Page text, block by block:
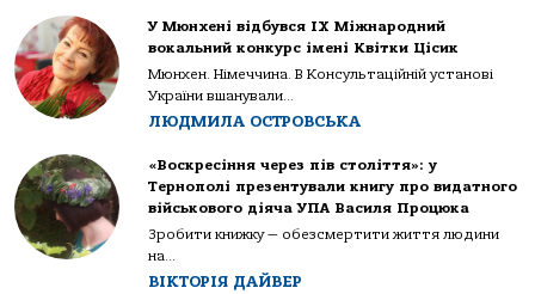
У Мюнхені відбувся IX Міжнародний
вокальний конкурс імені Квітки Цісик
Мюнхен. Німеччина. В Консультаційній установі
України вшанували...
ЛЮДМИЛА ОСТРОВСЬКА
«Воскресіння через пів століття»: у
Тернополі презентували книгу про видатного
військового діяча УПА Василя Процюка
Зробити книжку — обезсмертити життя людини
на...
ВІКТОРІЯ ДАЙВЕР